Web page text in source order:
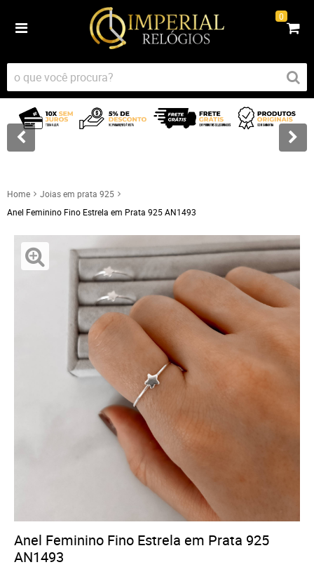
0
Home
Joias em prata 925
Anel Feminino Fino Estrela em Prata 925 AN1493
Anel Feminino Fino Estrela em Prata 925
AN1493